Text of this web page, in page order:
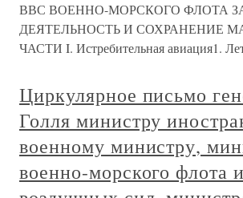
ВВС ВОЕННО-МОРСКОГО ФЛОТА
ДЕЯТЕЛЬНОСТЬ И СОХРАНЕНИЕ
ЧАСТИ I. Истребительная авиация1.
Циркулярное письмо
Голля министру
военному министру,
военно-морского флота